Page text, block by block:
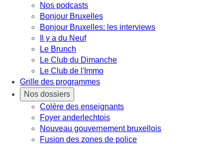
Nos podcasts
Bonjour Bruxelles
Bonjour Bruxelles: les interviews
Il y a du Neuf
Le Brunch
Le Club du Dimanche
Le Club de l'Immo
Grille des programmes
Nos dossiers
Colère des enseignants
Foyer anderlechtois
Nouveau gouvernement bruxellois
Fusion des zones de police